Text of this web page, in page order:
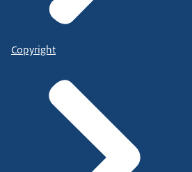
Copyright